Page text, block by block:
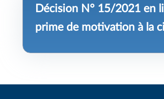
Décision N° 15/2021 en
prime de motivation à la